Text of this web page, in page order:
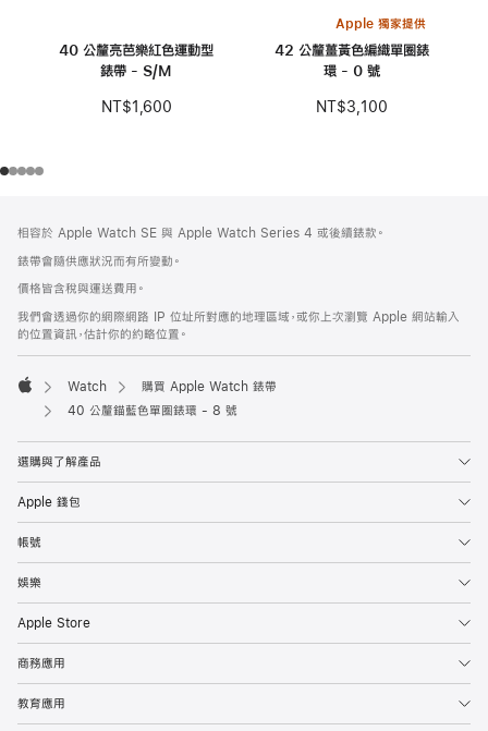
40 公釐亮芭樂紅色運動型
錶帶 - S/M
NT$1,600
Apple 獨家提供
42 公釐薑黃色編織單圈錶
環 - 0 號
NT$3,100
腳
腳
相容於 Apple Watch SE 與 Apple Watch Series 4 或後續錶款。
錶帶會隨供應狀況而有所變動。
價格皆含稅與運送費用。
我們會透過你的網際網路 IP 位址所對應的地理區域，或你上次瀏覽 Apple 網站輸入
的位置資訊，估計你的約略位置。
Apple
Watch
購買 Apple Watch 錶帶
40 公釐錨藍色單圈錶環 - 8 號
選購與了解產品
Apple 錢包
帳號
娛樂
Apple Store
商務應用
教育應用